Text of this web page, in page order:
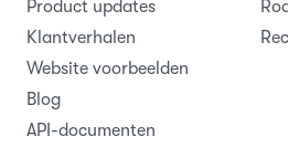
Product updates
Klantverhalen
Website voorbeelden
Blog
API-documenten